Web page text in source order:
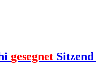
gesegnet